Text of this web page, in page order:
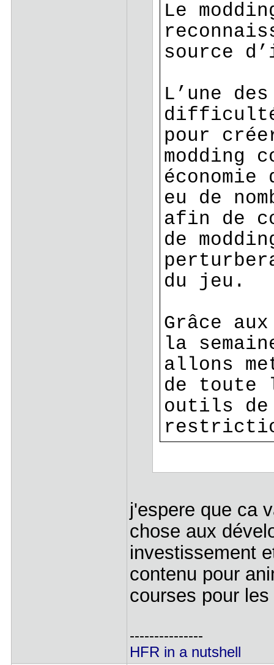
Le
source
L’une
difficulté
pour
modding
eu de
afin de
de
du jeu.
Grâce
la
allons
de toute
outils de
j'espere que ca
chose aux
investissement
contenu pour
courses pour
---------------
HFR in a nutshell